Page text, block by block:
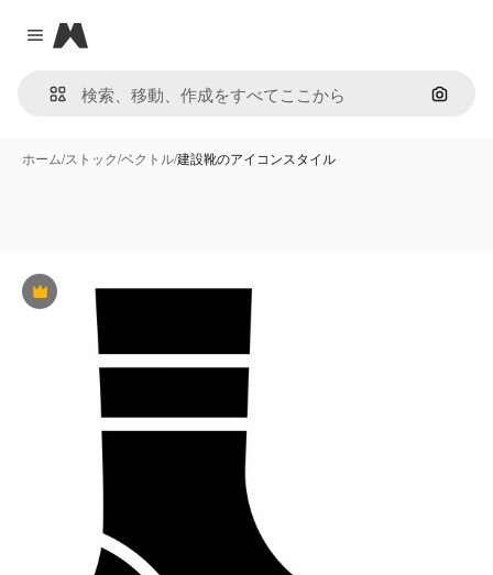
Close menu
Magnific
画像で
ホーム/ストック/ベクトル/建設靴のアイコンスタイル
Premium